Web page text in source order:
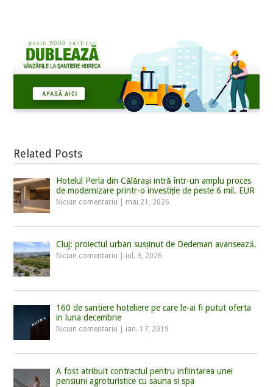
Related Posts
Hotelul Perla din Călărași intră într-un amplu proces
de modernizare printr-o investiție de peste 6 mil. EUR
Niciun comentariu mai 21, 2026
Cluj: proiectul urban susținut de Dedeman avansează.
Niciun comentariu iul. 3, 2026
160 de santiere hoteliere pe care le-ai fi putut oferta
in luna decembrie
Niciun comentariu ian. 17, 2019
A fost atribuit contractul pentru infiintarea unei
pensiuni agroturistice cu sauna si spa